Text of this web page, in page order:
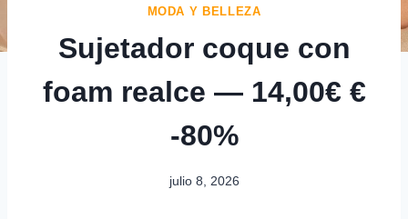
MODA Y BELLEZA
Sujetador coque con
foam realce — 14,00€ €
-80%
julio 8, 2026